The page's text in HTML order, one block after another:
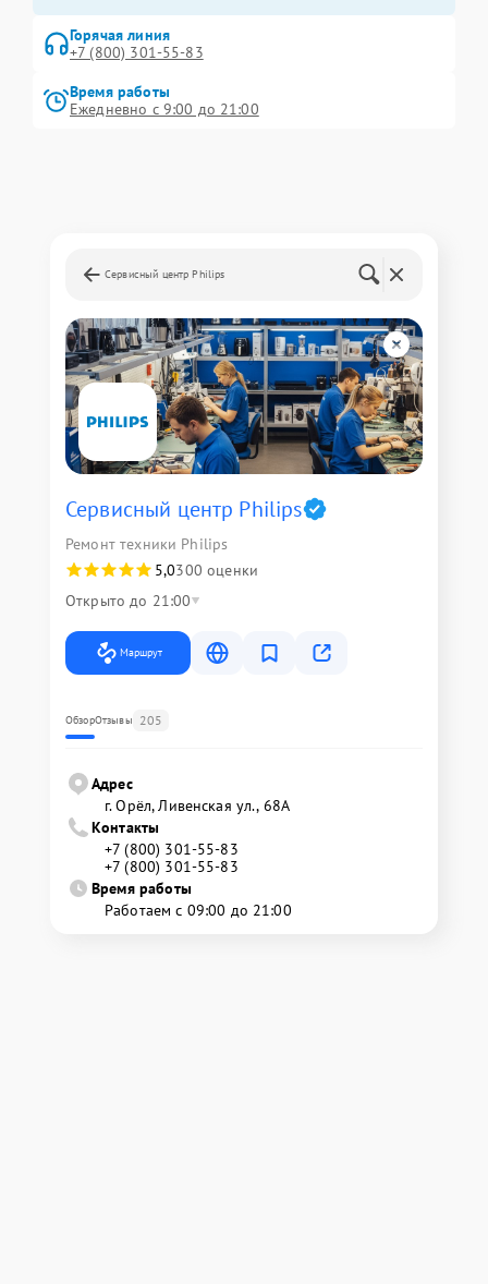
Горячая линия
+7 (800) 301-55-83
Время работы
Ежедневно с 9:00 до 21:00
Сервисный центр Philips
Сервисный центр Philips
Ремонт техники Philips
5,0300 оценки
Открыто до 21:00
Маршрут
ОбзорОтзывы 205
Адрес
г. Орёл, Ливенская ул., 68А
Контакты
+7 (800) 301-55-83
+7 (800) 301-55-83
Время работы
Работаем с 09:00 до 21:00